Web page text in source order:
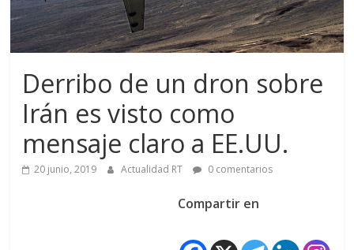
Derribo de un dron sobre
Irán es visto como
mensaje claro a EE.UU.
20 junio, 2019 Actualidad RT 0 comentarios
Compartir en